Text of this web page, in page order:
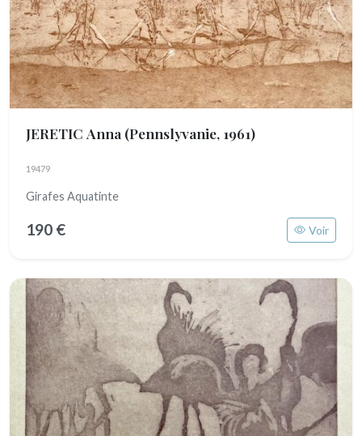
JERETIC Anna (Pennslyvanie, 1961)
19479
Girafes Aquatinte
190 € Voir